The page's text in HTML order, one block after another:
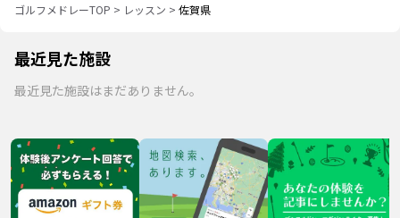
ゴルフメドレーTOP > レッスン > 佐賀県
最近見た施設
最近見た施設はまだありません。